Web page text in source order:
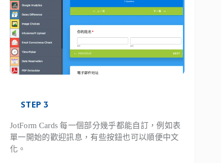
STEP 3
JotForm Cards 每一個部分幾乎都能自訂，例如表
單一開始的歡迎訊息，有些按鈕也可以順便中文
化。